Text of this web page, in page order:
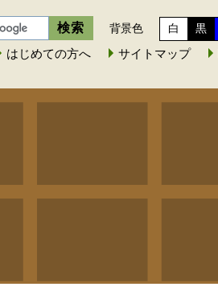
背景色 白 黒
はじめての方へ サイトマップ